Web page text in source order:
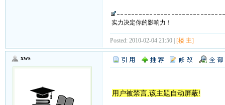
实力决定你的影响力！
Posted: 2010-02-04 21:50 | [楼 主]
xws
用户被禁言,该主题自动屏蔽!